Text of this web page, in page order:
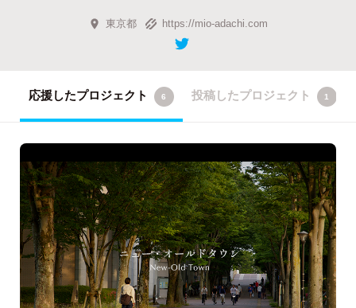
東京都 https://mio-adachi.com
応援したプロジェクト 6 投稿したプロジェクト 1